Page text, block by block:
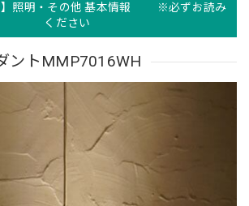
】照明・その他 基本情報 ※必ずお読み
ください
ントMMP7016WH